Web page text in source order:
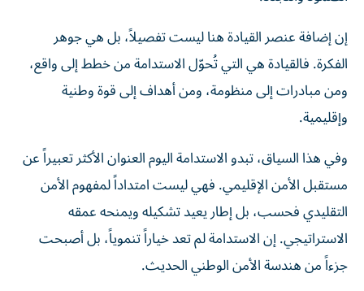
إن إضافة عنصر القيادة هنا ليست تفصيلاً، بل هي جوهر
الفكرة. فالقيادة هي التي تُحوّل الاستدامة من خطط إلى واقع،
ومن مبادرات إلى منظومة، ومن أهداف إلى قوة وطنية
وإقليمية.
وفي هذا السياق، تبدو الاستدامة اليوم العنوان الأكثر تعبيراً عن
مستقبل الأمن الإقليمي. فهي ليست امتداداً لمفهوم الأمن
التقليدي فحسب، بل إطار يعيد تشكيله ويمنحه عمقه
الاستراتيجي. إن الاستدامة لم تعد خياراً تنموياً، بل أصبحت
جزءاً من هندسة الأمن الوطني الحديث.